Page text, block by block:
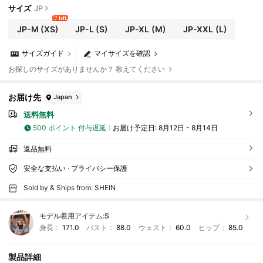
サイズ JP
JP-M (XS)
7 left
JP-L (S) JP-XL (M) JP-XXL (L)
マイサイズを確認
サイズガイド
お探しのサイズがありませんか？ 教えてください
お届け先 Japan
送料無料
500 ポイント 付与遅延 お届け予定日: 8月12日 - 8月14日
返品無料
安全な支払い · プライバシー保護
Sold by & Ships from: SHEIN
モデル着用アイテム:S
身長： 171.0 バスト：88.0 ウェスト： 60.0 ヒップ： 85.0
製品詳細